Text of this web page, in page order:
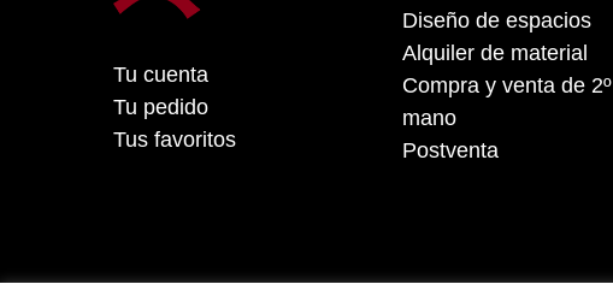
Tu cuenta
Tu pedido
Tus favoritos
Diseño de espacios
Alquiler de material
Compra y venta de 2º
mano
Postventa